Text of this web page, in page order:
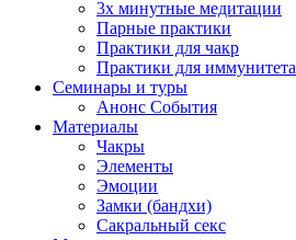
3х минутные медитации
Парные практики
Практики для чакр
Практики для иммунитета
Семинары и туры
Анонс События
Материалы
Чакры
Элементы
Эмоции
Замки (бандхи)
Сакральный секс